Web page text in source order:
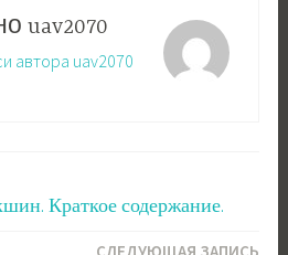
uav2070
автора uav2070
Краткое содержание.